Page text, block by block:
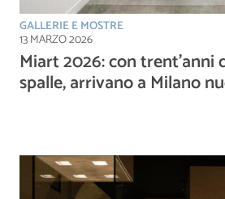
GALLERIE E MOSTRE
13 MARZO 2026
Miart 2026: con trent’anni
spalle, arrivano a Milano